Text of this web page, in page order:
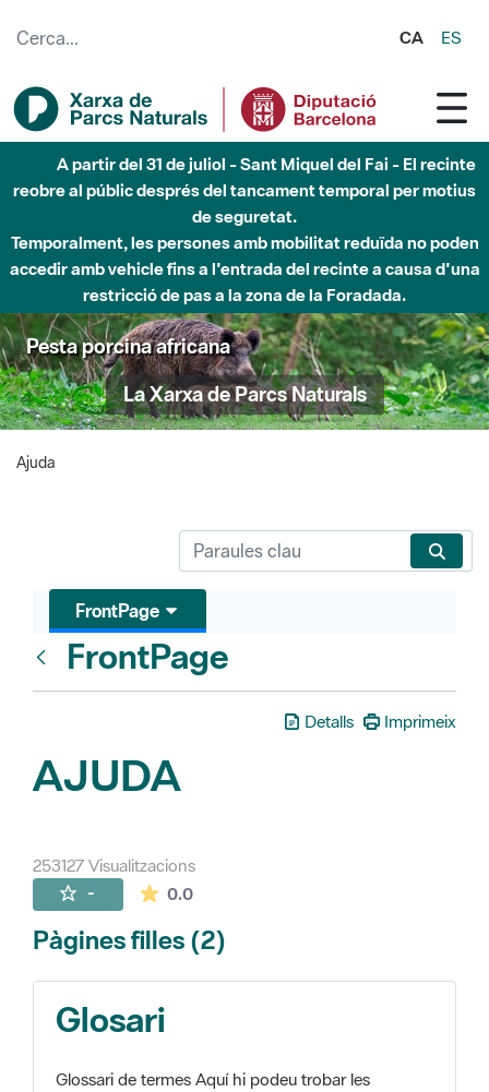
CA ES
A partir del 31 de juliol - Sant Miquel del Fai - El recinte
reobre al públic després del tancament temporal per motius
de seguretat.
Temporalment, les persones amb mobilitat reduïda no poden
accedir amb vehicle fins a l'entrada del recinte a causa d'una
restricció de pas a la zona de la Foradada.
Pesta porcina africana
La Xarxa de Parcs Naturals
Ajuda
FrontPage
FrontPage
Detalls Imprimeix
AJUDA
253127 Visualitzacions
- 0.0La mitjana de les valoracions és de 0
Pàgines filles (2)
Glosari
Glossari de termes Aquí hi podeu trobar les